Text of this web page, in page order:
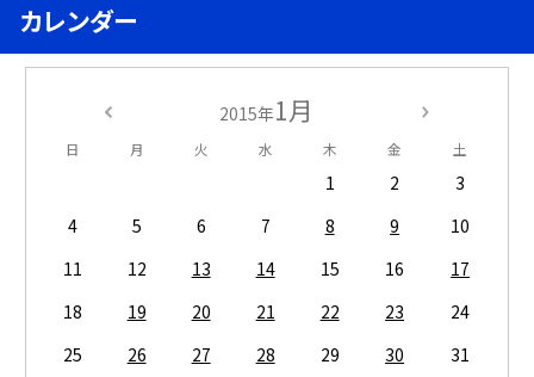
カレンダー
2015年1月
日 月 火 水 木 金 土
1 2
3
4
5 6 7 8 9
10
11
12 13 14 15 16
17
18
19 20 21 22 23
24
25
26 27 28 29 30 31